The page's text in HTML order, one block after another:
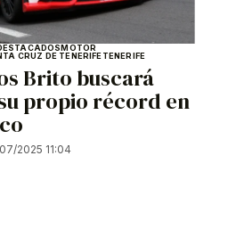
MOTOR
CRUZ DE TENERIFETENERIFE
Brito buscará
propio récord en
2025 11:04